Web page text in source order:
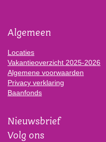
Algemeen
Locaties
Vakantieoverzicht 2025-2026
Algemene voorwaarden
Privacy verklaring
Baanfonds
Nieuwsbrief
Volg ons